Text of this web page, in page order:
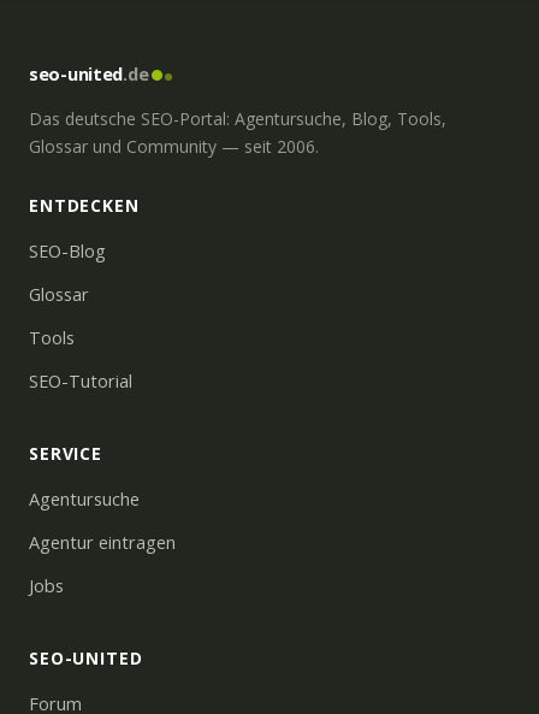
seo-united.de
Das deutsche SEO-Portal: Agentursuche, Blog, Tools,
Glossar und Community — seit 2006.
ENTDECKEN
SEO-Blog
Glossar
Tools
SEO-Tutorial
SERVICE
Agentursuche
Agentur eintragen
Jobs
SEO-UNITED
Forum